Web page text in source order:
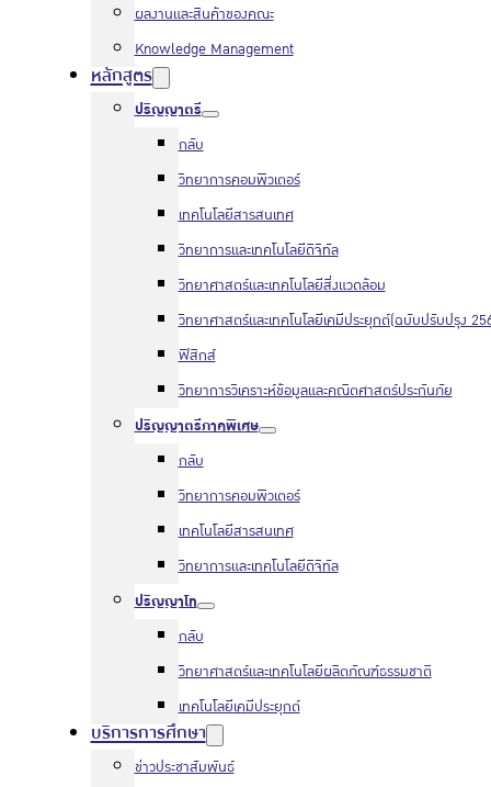
ผลงานและสินค้าของคณะ
Knowledge Management
หลักสูตร
ปริญญาตรี
กลับ
วิทยาการคอมพิวเตอร์
เทคโนโลยีสารสนเทศ
วิทยาการและเทคโนโลยีดิจิทัล
วิทยาศาสตร์และเทคโนโลยีสิ่งแวดล้อม
วิทยาศาสตร์และเทคโนโลยีเคมีประยุกต์(ฉบับปรับปรุง
ฟิสิกส์
วิทยาการวิเคราะห์ข้อมูลและคณิตศาสตร์ประกันภัย
ปริญญาตรีภาคพิเศษ
กลับ
วิทยาการคอมพิวเตอร์
เทคโนโลยีสารสนเทศ
วิทยาการและเทคโนโลยีดิจิทัล
ปริญญาโท
กลับ
วิทยาศาสตร์และเทคโนโลยีผลิตภัณฑ์ธรรมชาติ
เทคโนโลยีเคมีประยุกต์
บริการการศึกษา
ข่าวประชาสัมพันธ์